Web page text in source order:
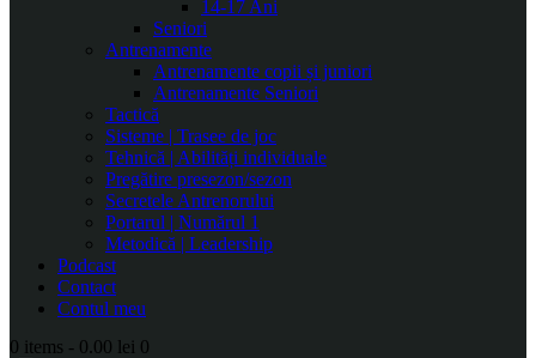
14-17 Ani
Seniori
Antrenamente
Antrenamente copii și juniori
Antrenamente Seniori
Tactică
Sisteme | Trasee de joc
Tehnică | Abilități individuale
Pregătire presezon/sezon
Secretele Antrenorului
Portarul | Numărul 1
Metodică | Leadership
Podcast
Contact
Contul meu
0 items - 0.00 lei 0